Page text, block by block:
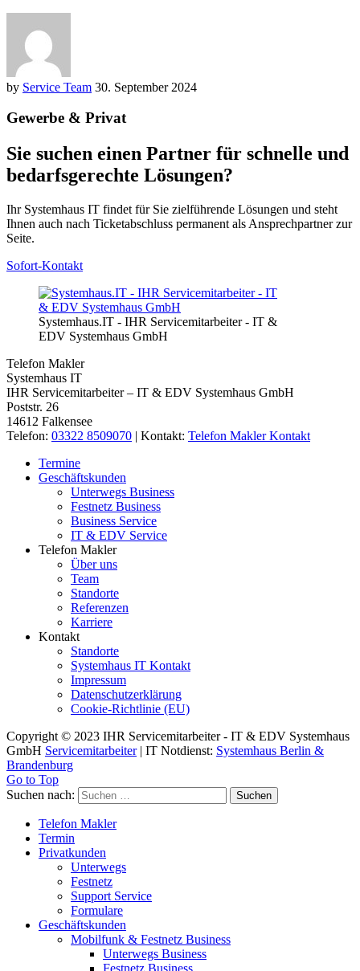
by Service Team 30. September 2024
Gewerbe & Privat
Sie suchen einen Partner für schnelle und
bedarfsgerechte Lösungen?
Ihr Systemhaus IT findet für Sie zielführende Lösungen und steht
Ihnen auch nach Ticketabschluss permanent als Ansprechpartner zur
Seite.
Sofort-Kontakt
Systemhaus.IT - IHR Servicemitarbeiter - IT &
EDV Systemhaus GmbH
Telefon Makler
Systemhaus IT
IHR Servicemitarbeiter – IT & EDV Systemhaus GmbH
Poststr. 26
14612 Falkensee
Telefon: 03322 8509070 | Kontakt: Telefon Makler Kontakt
Termine
Geschäftskunden
Unterwegs Business
Festnetz Business
Business Service
IT & EDV Service
Telefon Makler
Über uns
Team
Standorte
Referenzen
Karriere
Kontakt
Standorte
Systemhaus IT Kontakt
Impressum
Datenschutzerklärung
Cookie-Richtlinie (EU)
Copyright © 2023 IHR Servicemitarbeiter - IT & EDV Systemhaus
GmbH Servicemitarbeiter| IT Notdienst: Systemhaus Berlin &
Brandenburg
Go to Top
Suchen nach:
Telefon Makler
Termin
Privatkunden
Unterwegs
Festnetz
Support Service
Formulare
Geschäftskunden
Mobilfunk & Festnetz Business
Unterwegs Business